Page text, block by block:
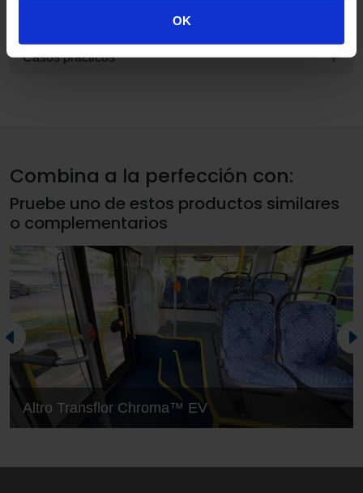
OK
Casos prácticos
Combina a la perfección con:
Pruebe uno de estos productos similares
o complementarios
Altro Transflor Chroma™ EV